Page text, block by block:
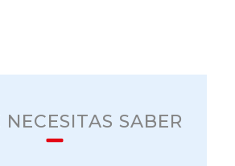
NECESITAS SABER